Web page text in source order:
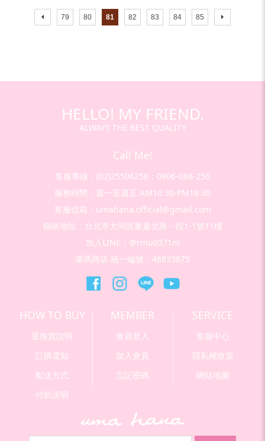
79 80 81 82 83 84 85
HELLO! MY FRIEND.
ALWAYS THE BEST QUALITY
Call Me!
客服專線：(02)25506256；0906-086-256
服務時間：週一至週五 AM10:30-PM18:30
客服信箱：umahana.official@gmail.com
聯絡地址：台北市大同區重慶北路ㄧ段1-1號11樓
加入LINE：@rmu0371m
萊瑪商店 統一編號：48833875
HOW TO BUY
退換貨說明
訂購需知
配送方式
付款說明
MEMBER
會員登入
加入會員
忘記密碼
SERVICE
客服中心
隱私權政策
網站地圖